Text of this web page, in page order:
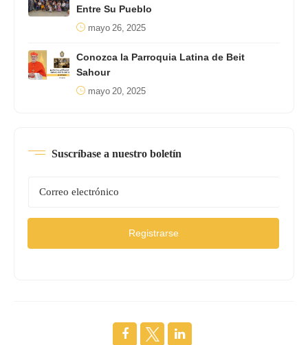
Entre Su Pueblo
mayo 26, 2025
Conozca la Parroquia Latina de Beit
Sahour
mayo 20, 2025
Suscríbase a nuestro boletín
Registrarse